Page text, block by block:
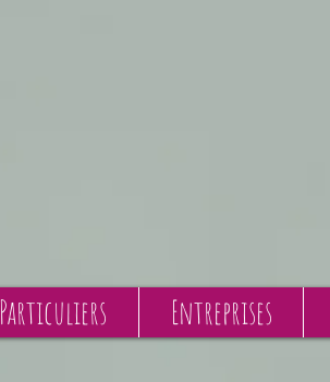
Particuliers Entreprises